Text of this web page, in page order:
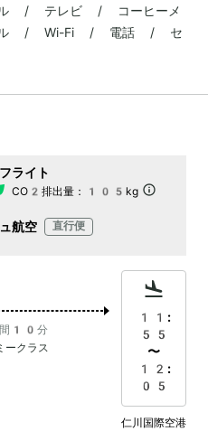
/ テレビ / コーヒーメ
ル / Wi-Fi / 電話 / セ
ライト
CO2排出量： 105kg
航空 直行便
10分
ークラス
11:
55
〜
12:
05
仁川国際空港